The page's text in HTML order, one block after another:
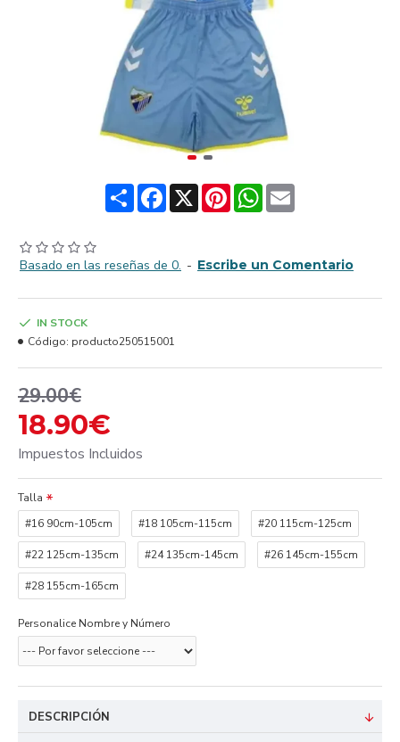
ShareFacebook
X PinterestWhatsApp
Email
Basado en las reseñas de 0. - Escribe un Comentario
18.90€
29.00€
Impuestos Incluidos
IN STOCK
Código: producto250515001
Talla
#16 90cm-105cm
#18 105cm-115cm #20 115cm-125cm
#22 125cm-135cm #24 135cm-145cm #26 145cm-155cm
#28 155cm-165cm
Personalice Nombre y Número
DESCRIPCIÓN